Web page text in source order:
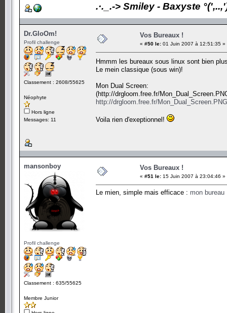
.·._.-> Smiley - Baxyste
Dr.GloOm!
Profil challenge
Classement : 2608/55625
Néophyte
Hors ligne
Messages: 11
Vos Bureaux !
« #50 le: 01 Juin 2007 à 12:51:35 »
Hmmm les bureaux sous linux sont bien
Le mein classique (sous win)!
Mon Dual Screen:
(http://drgloom.free.fr/
http://drgloom.free.fr/Mon_Dual_Screen.PNG
Voila rien d'exeptionnel!
mansonboy
Profil challenge
Classement : 635/55625
Membre Junior
Vos Bureaux !
« #51 le: 15 Juin 2007 à 23:04:46 »
Le mien, simple mais efficace : mon bureau